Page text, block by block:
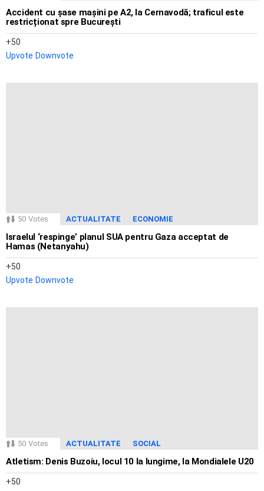
Accident cu șase mașini pe A2, la Cernavodă; traficul este
restricționat spre București
50
Upvote Downvote
50 Votes ACTUALITATE ECONOMIE
Israelul ‘respinge’ planul SUA pentru Gaza acceptat de
Hamas (Netanyahu)
50
Upvote Downvote
50 Votes ACTUALITATE SOCIAL
Atletism: Denis Buzoiu, locul 10 la lungime, la Mondialele U20
50